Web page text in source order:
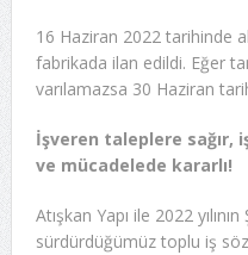
16 Haziran 2022 tarihinde
fabrikada ilan edildi. Eğer
varılamazsa 30 Haziran
İşveren taleplere sağır,
ve mücadelede kararlı!
Atışkan Yapı ile 2022
sürdürdüğümüz toplu iş